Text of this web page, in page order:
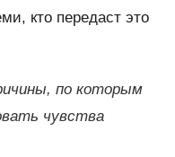
кто передаст это
по которым
чувства